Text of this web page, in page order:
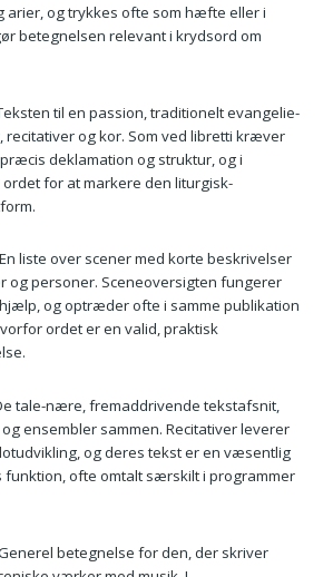
arier, og trykkes ofte som hæfte eller i
betegnelsen relevant i krydsord om
til en passion, traditionelt evangelie-
og kor. Som ved libretti kræver
deklamation og struktur, og i
for at markere den liturgisk-
liste over scener med korte beskrivelser
og personer. Sceneoversigten fungerer
og optræder ofte i samme publikation
ordet er en valid, praktisk
tale-nære, fremaddrivende tekstafsnit,
ensembler sammen. Recitativer leverer
og deres tekst er en væsentlig
funktion, ofte omtalt særskilt i programmer
betegnelse for den, der skriver